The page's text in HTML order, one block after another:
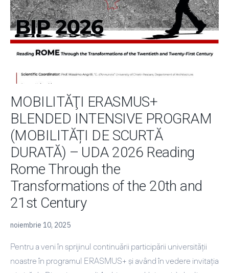
(MOBILITĂȚI
DE
SCURTĂ
DURATĂ)
OF
FLORENCE
–
2026
MOBILITĂŢI ERASMUS+
BLENDED INTENSIVE PROGRAM
(MOBILITĂȚI DE SCURTĂ
DURATĂ) – UDA 2026 Reading
Rome Through the
Transformations of the 20th and
21st Century
noiembrie 10, 2025
Pentru a veni în sprijinul continuării participării universității
noastre în programul ERASMUS+ și având în vedere invitația